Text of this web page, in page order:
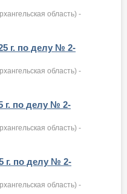
область) -
г. по делу № 2-
область) -
г. по делу № 2-
область) -
г. по делу № 2-
область) -